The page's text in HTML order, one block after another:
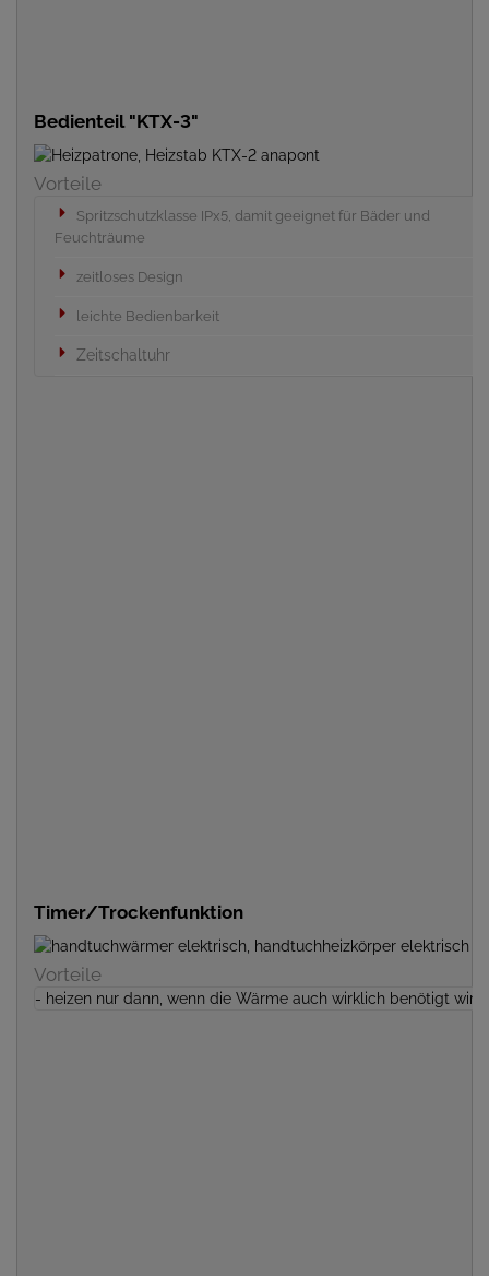
Bedienteil "KTX-3"
Vorteile
Spritzschutzklasse IPx5, damit geeignet für Bäder und
Feuchträume
zeitloses Design
leichte Bedienbarkeit
Zeitschaltuhr
Timer/Trockenfunktion
Vorteile
- heizen nur dann, wenn die Wärme auch wirklich benötigt wird